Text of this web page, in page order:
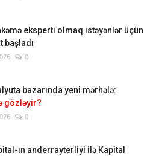
eksperti olmaq istəyənlər üçün
başladı
0
bazarında yeni mərhələ:
gözləyir?
0
ın anderrayterliyi ilə Kapital